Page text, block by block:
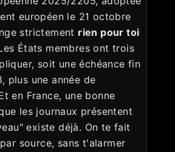
européen le 21 octobre
strictement rien pour toi
États membres ont trois
soit une échéance fin
plus une année de
en France, une bonne
les journaux présentent
existe déjà. On te fait
source, sans t'alarmer